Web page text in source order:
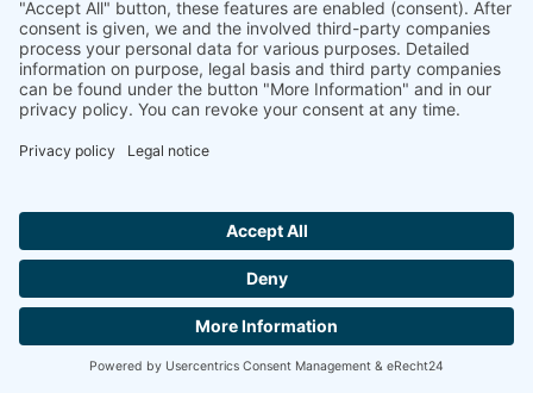
Catálogo de productos
termoeléctricos (PDF)
DESCARGAR
Hallo ich bin LINAI! Wie kann ich dir
CONTACTA CON NOSOTROS